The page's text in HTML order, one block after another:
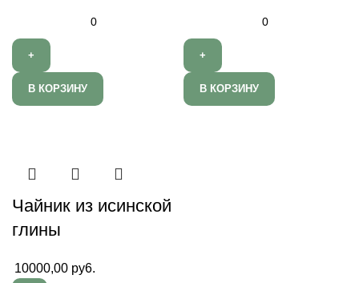
В КОРЗИНУ В КОРЗИНУ
Чайник из исинской
глины
10000,00 py6.